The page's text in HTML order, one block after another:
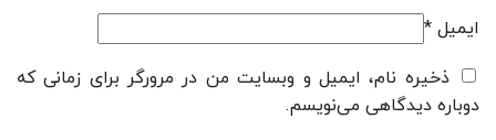
ایمیل *
ذخیره نام، ایمیل و وبسایت من در مرورگر برای زمانی که
دوباره دیدگاهی می‌نویسم.